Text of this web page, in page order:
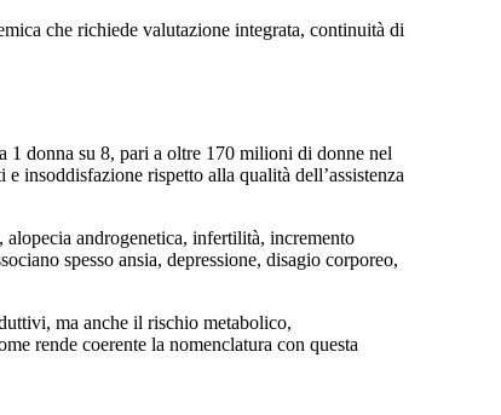
che richiede valutazione integrata, continuità di
1 donna su 8, pari a oltre 170 milioni di donne nel
e insoddisfazione rispetto alla qualità dell’assistenza
androgenetica, infertilità, incremento
spesso ansia, depressione, disagio corporeo,
ma anche il rischio metabolico,
rende coerente la nomenclatura con questa